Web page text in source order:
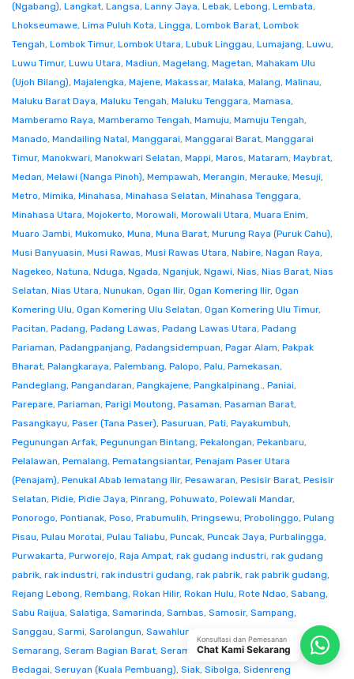
(Ngabang), Langkat, Langsa, Lanny Jaya, Lebak, Lebong, Lembata,
Lhokseumawe, Lima Puluh Kota, Lingga, Lombok Barat, Lombok
Tengah, Lombok Timur, Lombok Utara, Lubuk Linggau, Lumajang, Luwu,
Luwu Timur, Luwu Utara, Madiun, Magelang, Magetan, Mahakam Ulu
(Ujoh Bilang), Majalengka, Majene, Makassar, Malaka, Malang, Malinau,
Maluku Barat Daya, Maluku Tengah, Maluku Tenggara, Mamasa,
Mamberamo Raya, Mamberamo Tengah, Mamuju, Mamuju Tengah,
Manado, Mandailing Natal, Manggarai, Manggarai Barat, Manggarai
Timur, Manokwari, Manokwari Selatan, Mappi, Maros, Mataram, Maybrat,
Medan, Melawi (Nanga Pinoh), Mempawah, Merangin, Merauke, Mesuji,
Metro, Mimika, Minahasa, Minahasa Selatan, Minahasa Tenggara,
Minahasa Utara, Mojokerto, Morowali, Morowali Utara, Muara Enim,
Muaro Jambi, Mukomuko, Muna, Muna Barat, Murung Raya (Puruk Cahu),
Musi Banyuasin, Musi Rawas, Musi Rawas Utara, Nabire, Nagan Raya,
Nagekeo, Natuna, Nduga, Ngada, Nganjuk, Ngawi, Nias, Nias Barat, Nias
Selatan, Nias Utara, Nunukan, Ogan Ilir, Ogan Komering Ilir, Ogan
Komering Ulu, Ogan Komering Ulu Selatan, Ogan Komering Ulu Timur,
Pacitan, Padang, Padang Lawas, Padang Lawas Utara, Padang
Pariaman, Padangpanjang, Padangsidempuan, Pagar Alam, Pakpak
Bharat, Palangkaraya, Palembang, Palopo, Palu, Pamekasan,
Pandeglang, Pangandaran, Pangkajene, Pangkalpinang., Paniai,
Parepare, Pariaman, Parigi Moutong, Pasaman, Pasaman Barat,
Pasangkayu, Paser (Tana Paser), Pasuruan, Pati, Payakumbuh,
Pegunungan Arfak, Pegunungan Bintang, Pekalongan, Pekanbaru,
Pelalawan, Pemalang, Pematangsiantar, Penajam Paser Utara
(Penajam), Penukal Abab lematang Ilir, Pesawaran, Pesisir Barat, Pesisir
Selatan, Pidie, Pidie Jaya, Pinrang, Pohuwato, Polewali Mandar,
Ponorogo, Pontianak, Poso, Prabumulih, Pringsewu, Probolinggo, Pulang
Pisau, Pulau Morotai, Pulau Taliabu, Puncak, Puncak Jaya, Purbalingga,
Purwakarta, Purworejo, Raja Ampat, rak gudang industri, rak gudang
pabrik, rak industri, rak industri gudang, rak pabrik, rak pabrik gudang,
Rejang Lebong, Rembang, Rokan Hilir, Rokan Hulu, Rote Ndao, Sabang,
Sabu Raijua, Salatiga, Samarinda, Sambas, Samosir, Sampang,
Sanggau, Sarmi, Sarolangun, Sawahlunto
Semarang, Seram Bagian Barat, Seram Bagian Timur,Serang
Serdang
Bedagai, Seruyan (Kuala Pembuang), Siak, Sibolga, Sidenreng
Konsultasi dan Pemesanan
Chat Kami Sekarang